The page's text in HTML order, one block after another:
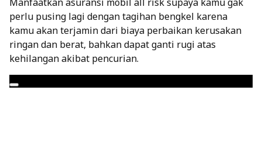
perlu pusing lagi dengan tagihan bengkel karena
kamu akan terjamin dari biaya perbaikan kerusakan
ringan dan berat, bahkan dapat ganti rugi atas
kehilangan akibat pencurian.